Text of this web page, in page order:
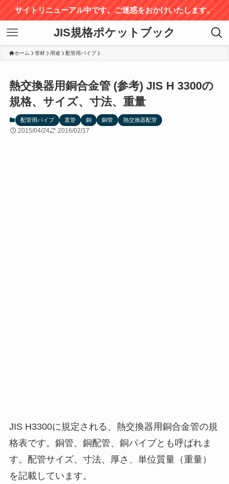
サイトリニューアル中です。ご迷惑をおかけいたします。
JIS規格ポケットブック
ホーム 管材 用途 配管用パイプ
熱交換器用銅合金管 (参考) JIS H 3300の
規格、サイズ、寸法、重量
配管用パイプ 直管 銅 銅管 熱交換器配管
2015/04/24 2016/02/17
JIS H3300に規定される、熱交換器用銅合金管の規
格表です。銅管、銅配管、銅パイプとも呼ばれま
す。配管サイズ、寸法、厚さ、単位質量（重量）
を記載しています。